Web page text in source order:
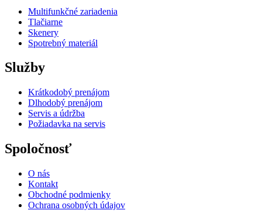
Multifunkčné zariadenia
Tlačiarne
Skenery
Spotrebný materiál
Služby
Krátkodobý prenájom
Dlhodobý prenájom
Servis a údržba
Požiadavka na servis
Spoločnosť
O nás
Kontakt
Obchodné podmienky
Ochrana osobných údajov